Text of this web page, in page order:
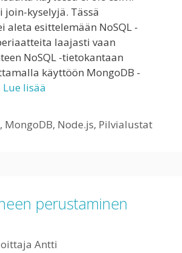
kyselyjä. Tässä
aleta esittelemään NoSQL -
laajasti vaan
NoSQL -tietokantaan
käyttöön MongoDB -
Lue lisää
, MongoDB, Node.js, Pilvialustat
perustaminen
Antti